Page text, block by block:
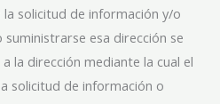
solicitud de información y/o
suministrarse esa dirección se
la dirección mediante la cual el
solicitud de información o